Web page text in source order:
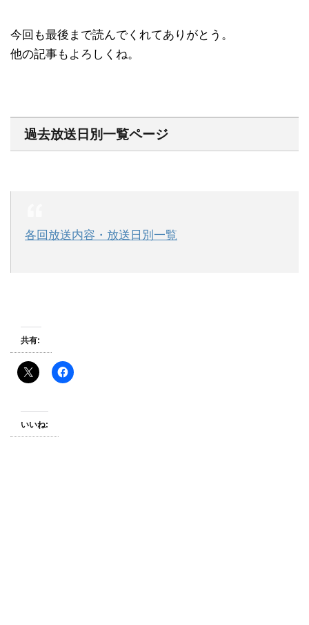
今回も最後まで読んでくれてありがとう。
他の記事もよろしくね。
過去放送日別一覧ページ
各回放送内容・放送日別一覧
共有:
いいね: